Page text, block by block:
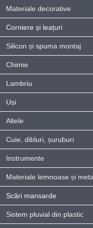
Materiale decorative
Corniere și leațuri
Silicon și spuma montaj
Chimie
Lambriu
Uși
Altele
Cuie, dibluri, șuruburi
Instrumente
Materiale lemnoase și
Scări mansarde
Sistem pluvial din plastic